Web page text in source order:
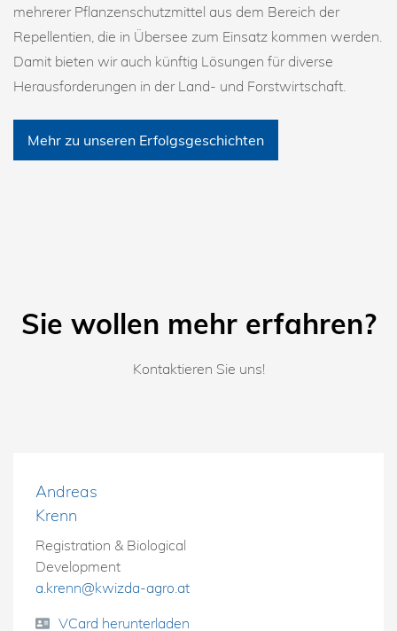
mehrerer Pflanzenschutzmittel aus dem Bereich der
Repellentien, die in Übersee zum Einsatz kommen werden.
Damit bieten wir auch künftig Lösungen für diverse
Herausforderungen in der Land- und Forstwirtschaft.
Mehr zu unseren Erfolgsgeschichten
Sie wollen mehr erfahren?
Kontaktieren Sie uns!
Andreas
Krenn
Registration & Biological
Development
a.krenn@kwizda-agro.at
VCard herunterladen